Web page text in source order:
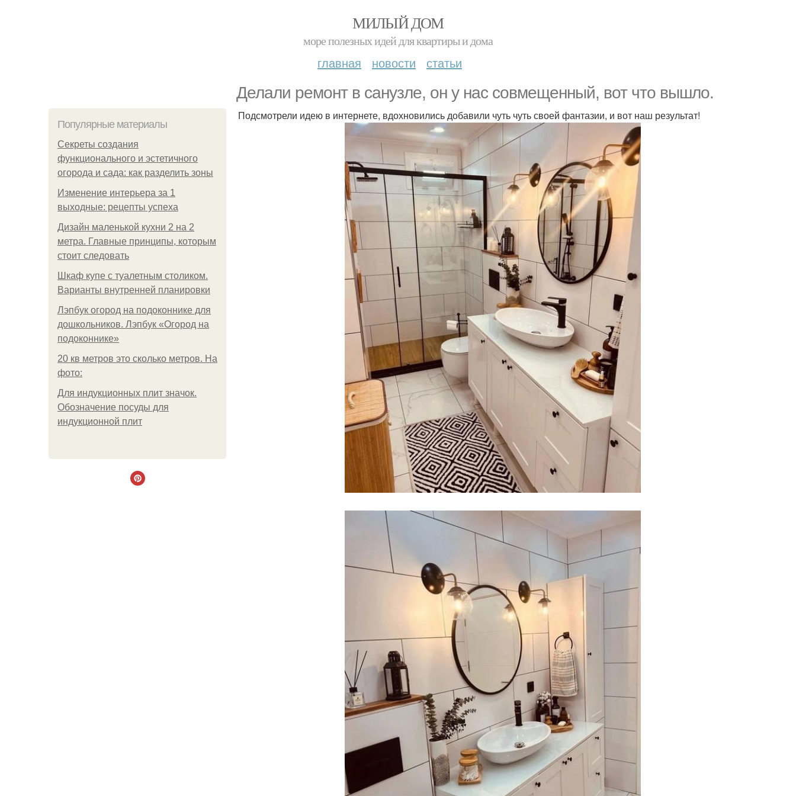
МИЛЫЙ ДОМ
море полезных идей для квартиры и дома
главная новости статьи
Делали ремонт в санузле, он у нас совмещенный, вот что вышло.
Популярные материалы
Секреты создания
функционального и эстетичного
огорода и сада: как разделить зоны
Изменение интерьера за 1
выходные: рецепты успеха
Дизайн маленькой кухни 2 на 2
метра. Главные принципы, которым
стоит следовать
Шкаф купе с туалетным столиком.
Варианты внутренней планировки
Лэпбук огород на подоконнике для
дошкольников. Лэпбук «Огород на
подоконнике»
20 кв метров это сколько метров. На
фото:
Для индукционных плит значок.
Обозначение посуды для
индукционной плит
Подсмотрели идею в интернете, вдохновились добавили чуть чуть своей фантазии, и вот наш результат!